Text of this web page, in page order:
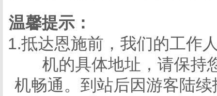
温馨提示：
1.抵达恩施前，我们的工作
机的具体地址，请保持
机畅通。到站后因游客陆